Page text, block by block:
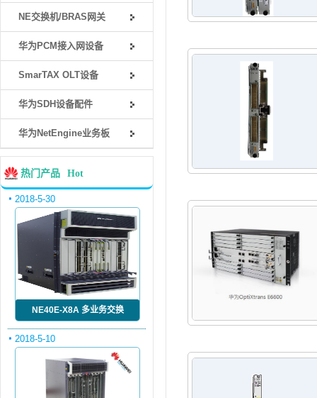
NE交换机/BRAS网关
华为PCM接入网设备
SmarTAX OLT设备
华为SDH设备配件
华为NetEngine业务板
热门产品 Hot
2018-5-30
NE40E-X8A 多业务交换
2018-5-10